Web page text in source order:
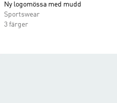
Ny logomössa med mudd
Sportswear
3 färger